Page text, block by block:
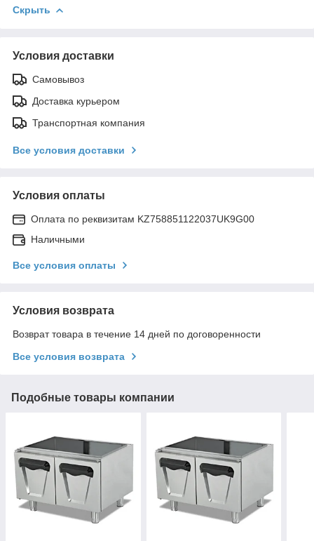
Скрыть
Условия доставки
Самовывоз
Доставка курьером
Транспортная компания
Все условия доставки
Условия оплаты
Оплата по реквизитам KZ758851122037UK9G00
Наличными
Все условия оплаты
Условия возврата
Возврат товара в течение 14 дней по договоренности
Все условия возврата
Подобные товары компании